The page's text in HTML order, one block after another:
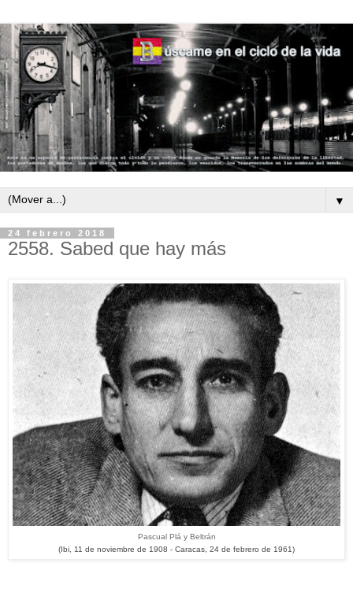
▼
24 febrero 2018
2558. Sabed que hay más
Pascual Plá y Beltrán
(Ibi, 11 de noviembre de 1908 - Caracas, 24 de febrero de 1961)